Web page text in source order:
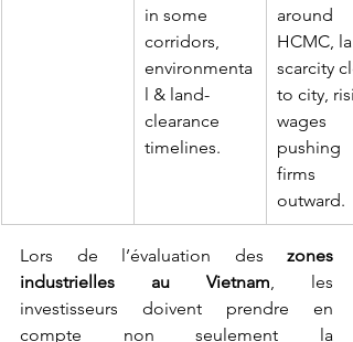
in some
corridors,
environmenta
l & land-
clearance
timelines.
around
HCMC,
scarcity
to city,
wages
pushing
firms
outward.
Lors de l’évaluation des zones
industrielles au Vietnam, les
investisseurs doivent prendre en